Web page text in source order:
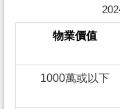
物業價值
1000萬或以下